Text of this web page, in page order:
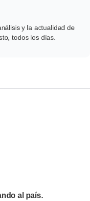
y la actualidad de
todos los días.
al país.